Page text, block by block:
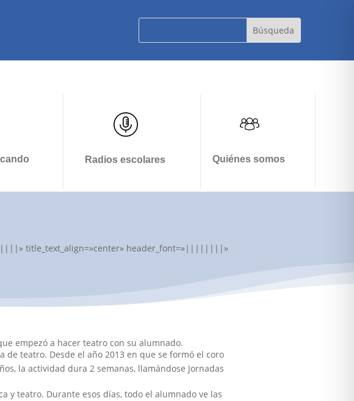
Radios escolares Quiénes somos
title_text_align=»center» header_font=»||||||||»
empezó a hacer teatro con su alumnado.
teatro. Desde el año 2013 en que se formó el coro
la actividad dura 2 semanas, llamándose Jornadas
y teatro. Durante esos días, todo el alumnado ve las